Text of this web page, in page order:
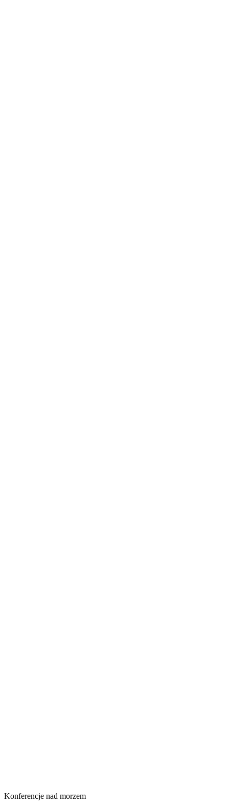
Konferencje nad morzem